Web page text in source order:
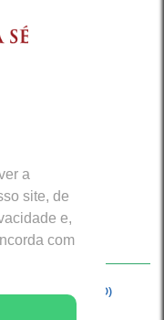
a
site, de
e,
com
Porto Velho (RO)
por